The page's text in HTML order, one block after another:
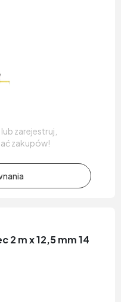
zarejestruj,
zakupów!
2 m x 12,5 mm 14